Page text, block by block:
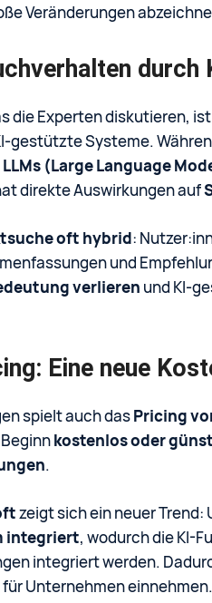
Veränderungen
durch
die Experten diskutieren,
gestützte Systeme.
LLMs (Large Language
direkte Auswirkungen auf
oft hybrid:
und
verlieren und KI-
Eine neue
spielt auch dasPricing
kostenlos oder
.
zeigt sich ein neuer
integriert, wodurch die KI-
integriert werden.
Unternehmen einnehmen.